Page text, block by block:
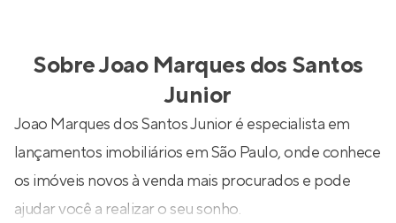
SobreJoao Marques dos Santos
Junior
Joao Marques dos Santos Junior é especialista em
lançamentos imobiliários em São Paulo, onde conhece
os imóveis novos à venda mais procurados e pode
ajudar você a realizar o seu sonho.